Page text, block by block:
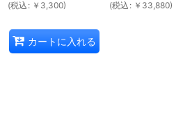
(税込 : ￥ 3,300)
カートに入れる
(税込 : ￥ 33,880)